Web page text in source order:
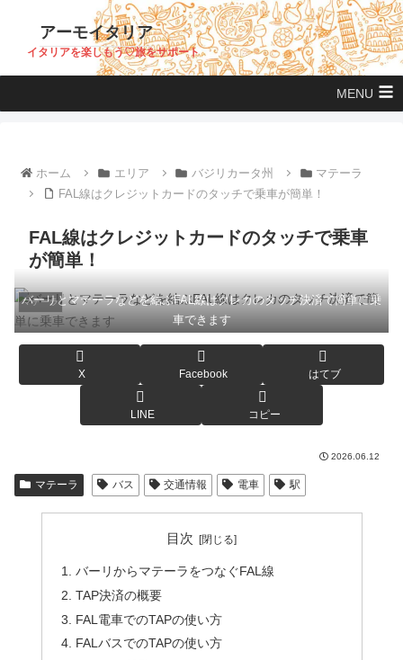
アーモイタリア
イタリアを楽しもう♡旅をサポート
MENU
ホーム エリア バジリカータ州
マテーラ
FAL線はクレジットカードのタッチで乗車が簡単！
FAL線はクレジットカードのタッチで乗車
が簡単！
マテーラ
バーリとマテーラなどを結ぶFAL線はクレカのタッチ決済で簡単に乗
車できます
X Facebook はてブ
LINE コピー
2026.06.12
マテーラ バス 交通情報 電車 駅
目次
バーリからマテーラをつなぐFAL線
TAP決済の概要
FAL電車でのTAPの使い方
FALバスでのTAPの使い方